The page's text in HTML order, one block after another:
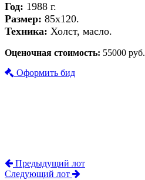
Год: 1988 г.
Размер: 85х120.
Техника: Холст, масло.
Оценочная стоимость: 55000 руб.
Оформить бид
Предыдущий лот
Следующий лот